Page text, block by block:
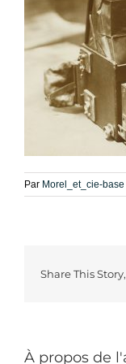
Par Morel_et_cie-base
Share This
À propos de